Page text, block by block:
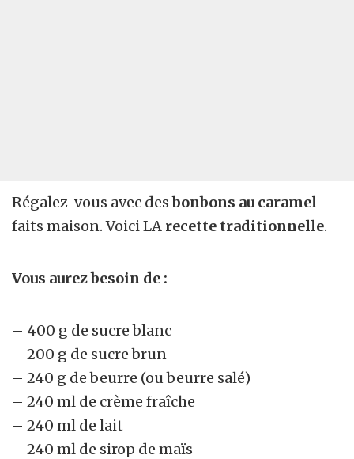
Régalez-vous avec desbonbons au caramel
faits maison. Voici LA recette traditionnelle.
Vous aurez besoin de :
– 400 g de sucre blanc
– 200 g de sucre brun
– 240 g de beurre (ou beurre salé)
– 240 ml de crème fraîche
– 240 ml de lait
– 240 ml de sirop de maïs